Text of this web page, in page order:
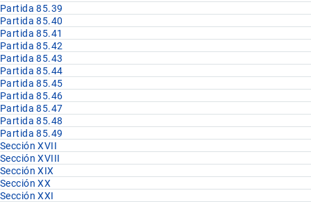
Partida 85.39
Partida 85.40
Partida 85.41
Partida 85.42
Partida 85.43
Partida 85.44
Partida 85.45
Partida 85.46
Partida 85.47
Partida 85.48
Partida 85.49
Sección XVII
Sección XVIII
Sección XIX
Sección XX
Sección XXI